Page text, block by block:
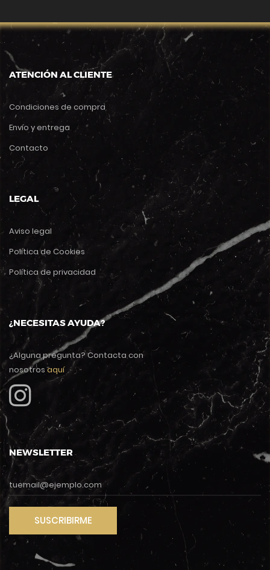
ATENCIÓN AL CLIENTE
Condiciones de compra
Envío y entrega
Contacto
LEGAL
Aviso legal
Política de Cookies
Política de privacidad
¿NECESITAS AYUDA?
¿Alguna pregunta? Contacta con
nosotrosaquí
NEWSLETTER